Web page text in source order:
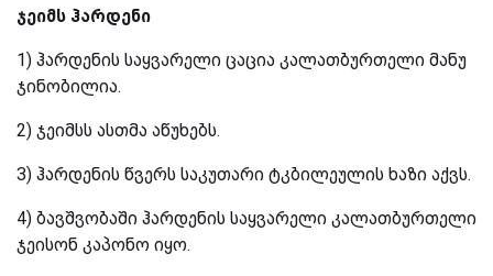
ჯეიმს ჰარდენი
1) ჰარდენის საყვარელი ცაცია კალათბურთელი მანუ
ჯინობილია.
2) ჯეიმსს ასთმა აწუხებს.
3) ჰარდენის წვერს საკუთარი ტკბილეულის ხაზი აქვს.
4) ბავშვობაში ჰარდენის საყვარელი კალათბურთელი
ჯეისონ კაპონო იყო.